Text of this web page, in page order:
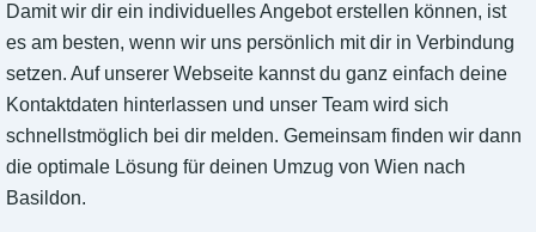
Damit wir dir ein individuelles Angebot erstellen können, ist
es am besten, wenn wir uns persönlich mit dir in Verbindung
setzen. Auf unserer Webseite kannst du ganz einfach deine
Kontaktdaten hinterlassen und unser Team wird sich
schnellstmöglich bei dir melden. Gemeinsam finden wir dann
die optimale Lösung für deinen Umzug von Wien nach
Basildon.